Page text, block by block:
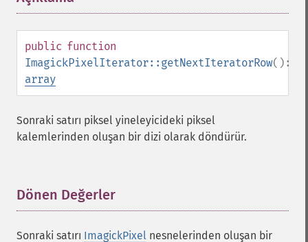
public function
ImagickPixelIterator::getNextIteratorRow():
array
Sonraki satırı piksel yineleyicideki piksel
kalemlerinden oluşan bir dizi olarak döndürür.
Dönen Değerler
Sonraki satırı ImagickPixel nesnelerinden oluşan bir